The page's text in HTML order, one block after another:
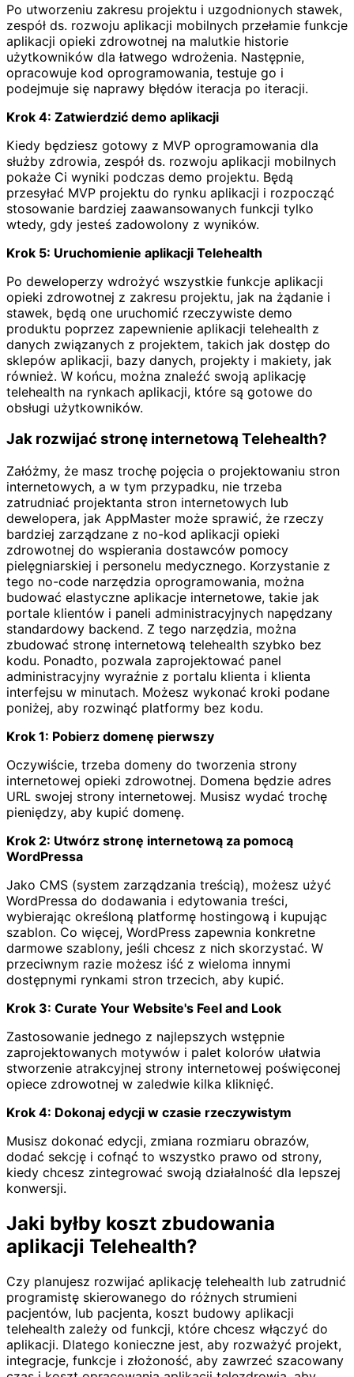
Po utworzeniu zakresu projektu i uzgodnionych stawek,
zespół ds. rozwoju aplikacji mobilnych przełamie funkcje
aplikacji opieki zdrowotnej na malutkie historie
użytkowników dla łatwego wdrożenia. Następnie,
opracowuje kod oprogramowania, testuje go i
podejmuje się naprawy błędów iteracja po iteracji.
Krok 4: Zatwierdzić demo aplikacji
Kiedy będziesz gotowy z MVP oprogramowania dla
służby zdrowia, zespół ds. rozwoju aplikacji mobilnych
pokaże Ci wyniki podczas demo projektu. Będą
przesyłać MVP projektu do rynku aplikacji i rozpocząć
stosowanie bardziej zaawansowanych funkcji tylko
wtedy, gdy jesteś zadowolony z wyników.
Krok 5: Uruchomienie aplikacji Telehealth
Po deweloperzy wdrożyć wszystkie funkcje aplikacji
opieki zdrowotnej z zakresu projektu, jak na żądanie i
stawek, będą one uruchomić rzeczywiste demo
produktu poprzez zapewnienie aplikacji telehealth z
danych związanych z projektem, takich jak dostęp do
sklepów aplikacji, bazy danych, projekty i makiety, jak
również. W końcu, można znaleźć swoją aplikację
telehealth na rynkach aplikacji, które są gotowe do
obsługi użytkowników.
Jak rozwijać stronę internetową Telehealth?
Załóżmy, że masz trochę pojęcia o projektowaniu stron
internetowych, a w tym przypadku, nie trzeba
zatrudniać projektanta stron internetowych lub
dewelopera, jak AppMaster może sprawić, że rzeczy
bardziej zarządzane z no-kod aplikacji opieki
zdrowotnej do wspierania dostawców pomocy
pielęgniarskiej i personelu medycznego. Korzystanie z
tego no-code narzędzia oprogramowania, można
budować elastyczne aplikacje internetowe, takie jak
portale klientów i paneli administracyjnych napędzany
standardowy backend. Z tego narzędzia, można
zbudować stronę internetową telehealth szybko bez
kodu. Ponadto, pozwala zaprojektować panel
administracyjny wyraźnie z portalu klienta i klienta
interfejsu w minutach. Możesz wykonać kroki podane
poniżej, aby rozwinąć platformy bez kodu.
Krok 1: Pobierz domenę pierwszy
Oczywiście, trzeba domeny do tworzenia strony
internetowej opieki zdrowotnej. Domena będzie adres
URL swojej strony internetowej. Musisz wydać trochę
pieniędzy, aby kupić domenę.
Krok 2: Utwórz stronę internetową za pomocą
WordPressa
Jako CMS (system zarządzania treścią), możesz użyć
WordPressa do dodawania i edytowania treści,
wybierając określoną platformę hostingową i kupując
szablon. Co więcej, WordPress zapewnia konkretne
darmowe szablony, jeśli chcesz z nich skorzystać. W
przeciwnym razie możesz iść z wieloma innymi
dostępnymi rynkami stron trzecich, aby kupić.
Krok 3: Curate Your Website's Feel and Look
Zastosowanie jednego z najlepszych wstępnie
zaprojektowanych motywów i palet kolorów ułatwia
stworzenie atrakcyjnej strony internetowej poświęconej
opiece zdrowotnej w zaledwie kilka kliknięć.
Krok 4: Dokonaj edycji w czasie rzeczywistym
Musisz dokonać edycji, zmiana rozmiaru obrazów,
dodać sekcję i cofnąć to wszystko prawo od strony,
kiedy chcesz zintegrować swoją działalność dla lepszej
konwersji.
Jaki byłby koszt zbudowania
aplikacji Telehealth?
Czy planujesz rozwijać aplikację telehealth lub zatrudnić
programistę skierowanego do różnych strumieni
pacjentów, lub pacjenta, koszt budowy aplikacji
telehealth zależy od funkcji, które chcesz włączyć do
aplikacji. Dlatego konieczne jest, aby rozważyć projekt,
integracje, funkcje i złożoność, aby zawrzeć szacowany